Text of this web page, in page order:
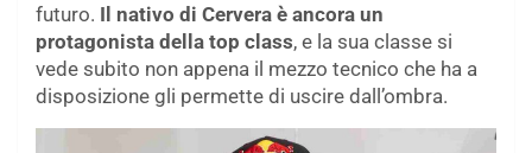
futuro. Il nativo di Cervera è ancora un
protagonista della top class, e la sua classe si
vede subito non appena il mezzo tecnico che ha a
disposizione gli permette di uscire dall’ombra.